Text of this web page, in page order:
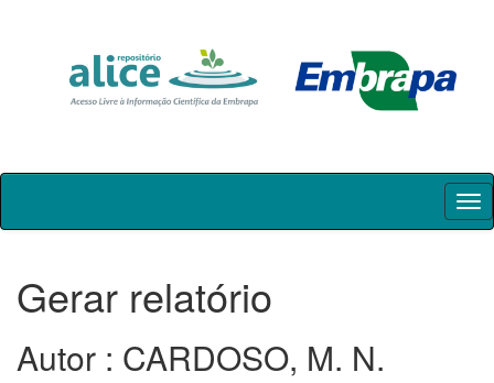
Skip
Gerar relatório
Autor : CARDOSO, M. N.